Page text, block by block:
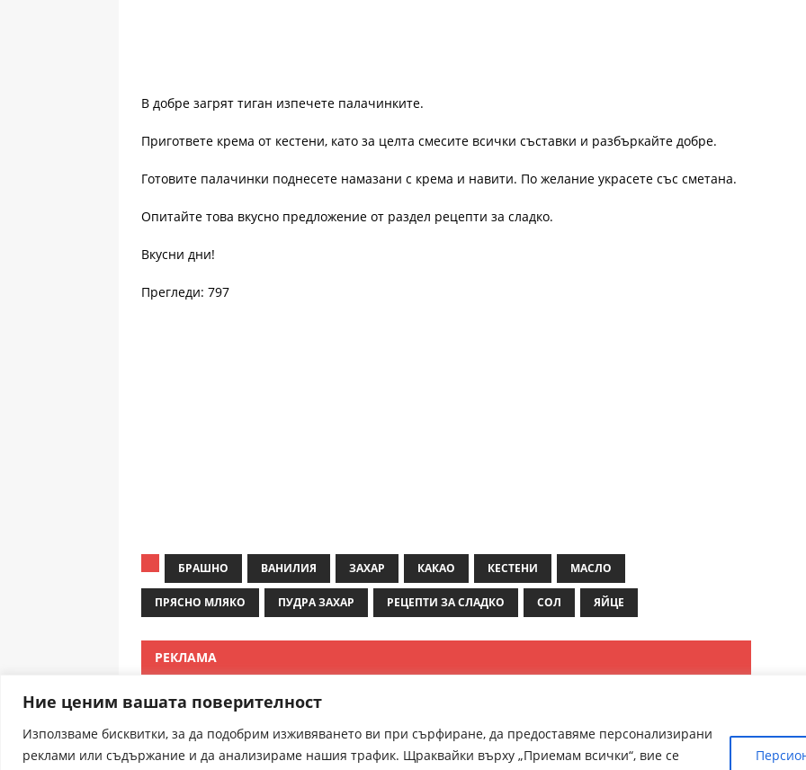
Ние ценим вашата поверителност
Използваме бисквитки, за да подобрим изживяването ви при сърфиране, да предоставяме персонализирани
реклами или съдържание и да анализираме нашия трафик. Щраквайки върху „Приемам всички“, вие се
В добре загрят тиган изпечете палачинките.
Пригответе крема от кестени, като за целта смесите всички съставки и разбъркайте добре.
Готовите палачинки поднесете намазани с крема и навити. По желание украсете със сметана.
Опитайте това вкусно предложение от раздел рецепти за сладко.
Вкусни дни!
Прегледи: 797
БРАШНО ВАНИЛИЯ ЗАХАР КАКАО КЕСТЕНИ МАСЛО
ПРЯСНО МЛЯКО ПУДРА ЗАХАР РЕЦЕПТИ ЗА СЛАДКО СОЛ ЯЙЦЕ
РЕКЛАМА